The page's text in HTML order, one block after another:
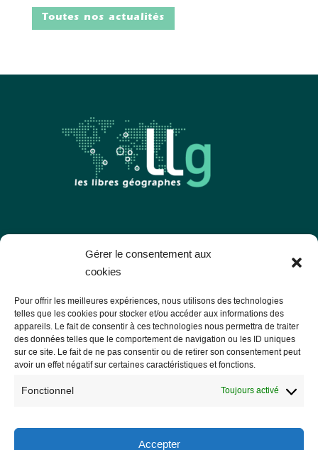
Gérer le consentement aux
cookies
Pour offrir les meilleures expériences, nous utilisons des technologies
telles que les cookies pour stocker et/ou accéder aux informations des
appareils. Le fait de consentir à ces technologies nous permettra de traiter
des données telles que le comportement de navigation ou les ID uniques
sur ce site. Le fait de ne pas consentir ou de retirer son consentement peut
avoir un effet négatif sur certaines caractéristiques et fonctions.
Fonctionnel Toujours activé
Accepter
Toutes nos actualités
Les Libres Géographes
56000 Vannes
— Nous contacter